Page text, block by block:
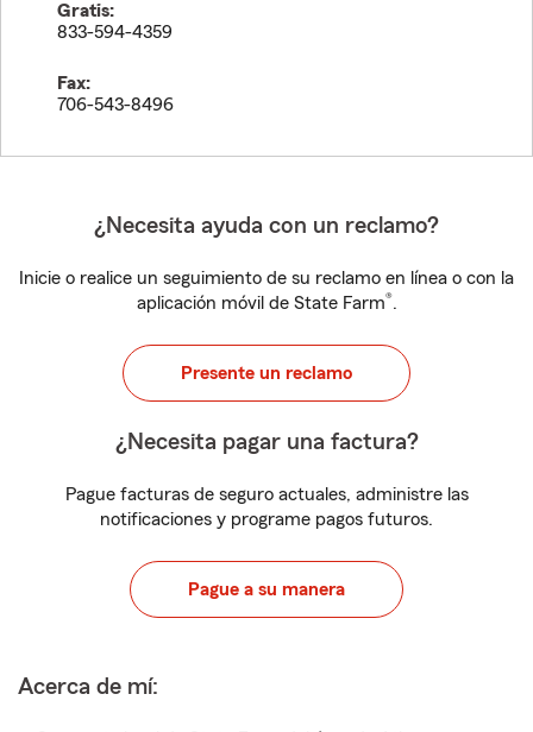
Gratis:
833-594-4359
Fax:
706-543-8496
¿Necesita ayuda con un reclamo?
Inicie o realice un seguimiento de su reclamo en línea o con la
aplicación móvil de State Farm®.
Presente un reclamo
¿Necesita pagar una factura?
Pague facturas de seguro actuales, administre las
notificaciones y programe pagos futuros.
Pague a su manera
Acerca de mí: